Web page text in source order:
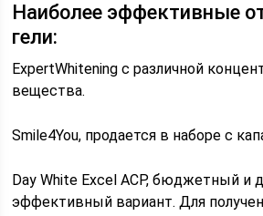
Наиболее эффективные
гели:
ExpertWhitening с различной
вещества.
Smile4You, продается в наборе с
Day White Excel ACP, бюджетный и
эффективный вариант. Для